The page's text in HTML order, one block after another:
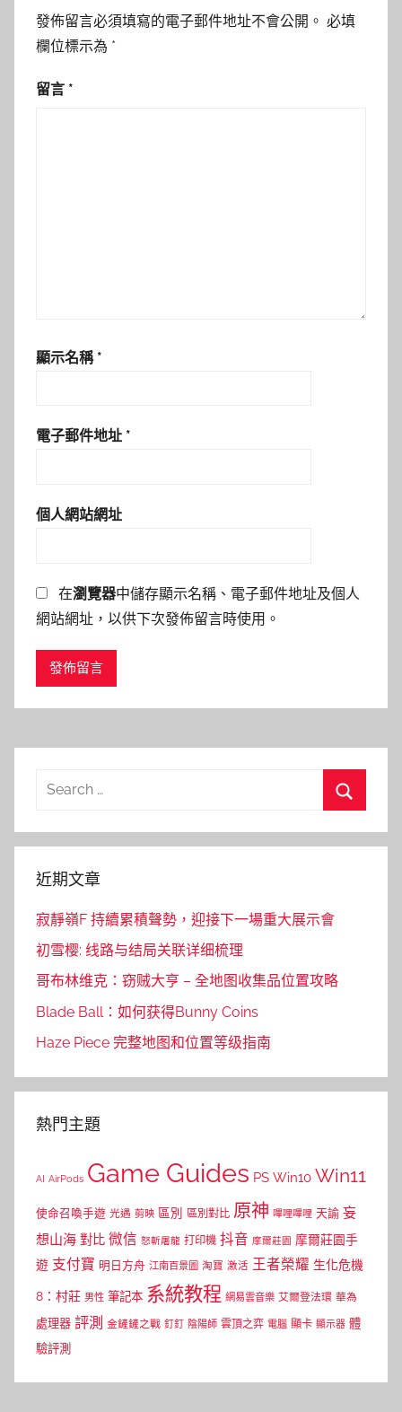
發佈留言必須填寫的電子郵件地址不會公開。 必填
欄位標示為 *
留言 *
顯示名稱 *
電子郵件地址 *
個人網站網址
在瀏覽器中儲存顯示名稱、電子郵件地址及個人
網站網址，以供下次發佈留言時使用。
Search
近期文章
寂靜嶺F 持續累積聲勢，迎接下一場重大展示會
初雪樱: 线路与结局关联详细梳理
哥布林维克：窃贼大亨 – 全地图收集品位置攻略
Blade Ball：如何获得Bunny Coins
Haze Piece 完整地图和位置等级指南
熱門主題
AI AirPods Game Guides PS Win10 Win11
使命召喚手遊 光遇 剪映 區別 區別對比 原神 嗶哩嗶哩 天諭 妄
想山海 對比 微信 怒斬屠龍 打印機 抖音 摩爾莊園 摩爾莊園手
遊 支付寶 明日方舟 江南百景圖 淘寶 激活 王者榮耀 生化危機
8：村莊 男性 筆記本 系統教程 網易雲音樂 艾爾登法環 華為
處理器 評測 金鏟鏟之戰 釘釘 陰陽師 雲頂之弈 電腦 顯卡 顯示器 體
驗評測